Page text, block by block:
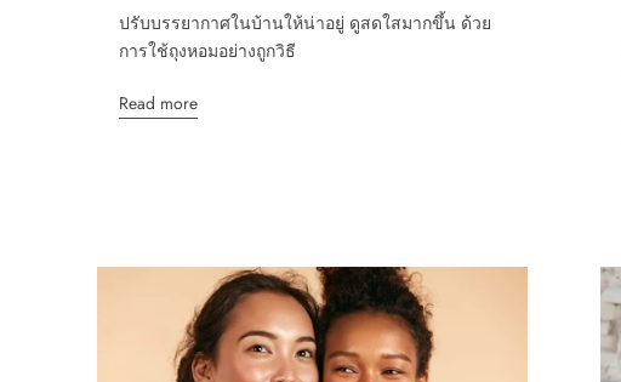
ปรับบรรยากาศในบ้านให้น่าอยู่ ดูสดใสมากขึ้น ด้วย
การใช้ถุงหอมอย่างถูกวิธี
Read more